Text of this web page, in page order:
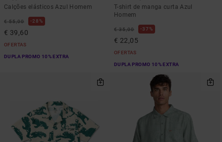
Calções elásticos Azul Homem
€ 55,00 28%
€ 39,60
OFERTAS
DUPLA PROMO 10% EXTRA
T-shirt de manga curta Azul
Homem
€ 35,00 37%
€ 22,05
OFERTAS
DUPLA PROMO 10% EXTRA